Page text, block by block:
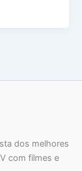
dos melhores
com filmes e